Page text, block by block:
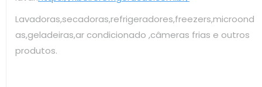
Lavadoras,secadoras,refrigeradores,freezers,microond
as,geladeiras,ar condicionado ,câmeras frias e outros
produtos.